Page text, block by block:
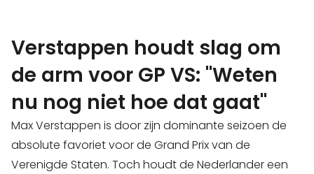
Verstappen houdt slag om
de arm voor GP VS: "Weten
nu nog niet hoe dat gaat"
Max Verstappen is door zijn dominante seizoen de
absolute favoriet voor de Grand Prix van de
Verenigde Staten. Toch houdt de Nederlander een